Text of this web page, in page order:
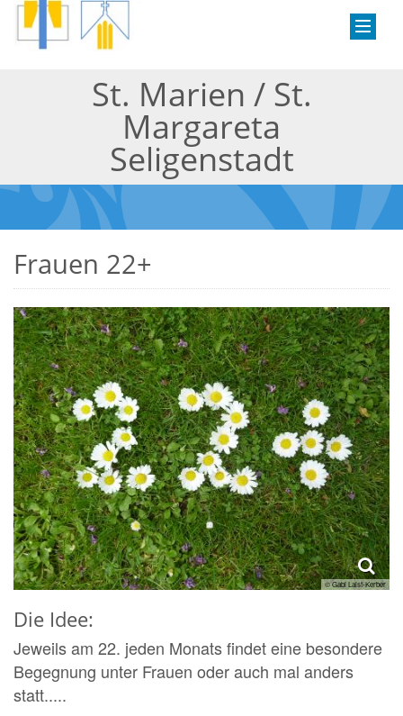
St. Marien / St.
Margareta
Seligenstadt
Frauen 22+
© Gabi Laist-Kerber
Die Idee:
Jeweils am 22. jeden Monats findet eine besondere
Begegnung unter Frauen oder auch mal anders
statt.....